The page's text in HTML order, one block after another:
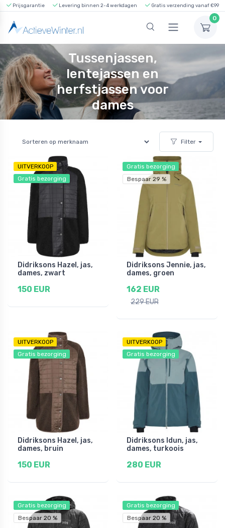
Prijsgarantie Levering binnen 2-4 werkdagen Gratis verzending vanaf €99
0
Tussenjassen,
lentejassen en
herfstjassen voor
dames
Filter
UITVERKOOP
Gratis bezorging
Didriksons Hazel, jas,
dames, zwart
150 EUR
Gratis bezorging
Bespaar 29 %
Didriksons Jennie, jas,
dames, groen
162 EUR
229 EUR
UITVERKOOP
Gratis bezorging
Didriksons Hazel, jas,
dames, bruin
150 EUR
UITVERKOOP
Gratis bezorging
Didriksons Idun, jas,
dames, turkoois
280 EUR
Gratis bezorging
Bespaar 20 %
Gratis bezorging
Bespaar 20 %